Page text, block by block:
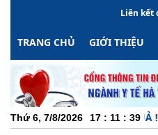
Liên kết
TRANG CHỦ GIỚI THIỆU
Thứ 6, 7/8/2026 17 : 11 : 39